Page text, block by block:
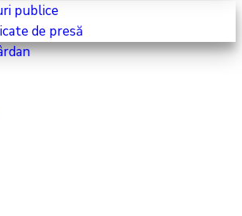
publice
de presă